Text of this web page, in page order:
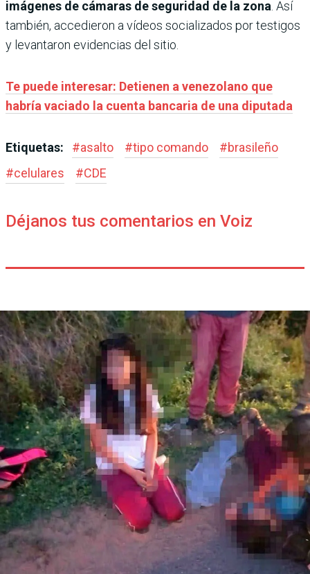
imágenes de cámaras de seguridad de la zona . Así
también, accedieron a vídeos socializados por testigos
y levantaron evidencias del sitio.
Te puede interesar: Detienen a venezolano que
habría vaciado la cuenta bancaria de una diputada
Etiquetas: #asalto #tipo comando #brasileño
#celulares #CDE
Déjanos tus comentarios en Voiz